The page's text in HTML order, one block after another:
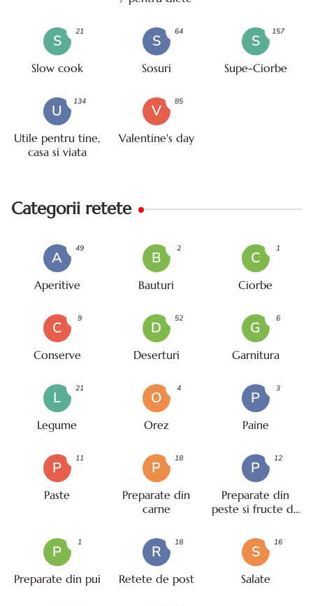
S
Slow cook
21
S
Sosuri
64
S
Supe-Ciorbe
157
U
Utile pentru tine,
casa si viata
134
V
Valentine's day
85
Categorii retete
A
Aperitive
49
B
Bauturi
2
C
Ciorbe
1
C
Conserve
9
D
Deserturi
52
G
Garnitura
6
L
Legume
21
O
Orez
4
P
Paine
3
P
Paste
11
P
Preparate din
carne
18
P
Preparate din
peste si fructe de
12
P
Preparate din pui
1
R
Retete de post
18
S
Salate
16